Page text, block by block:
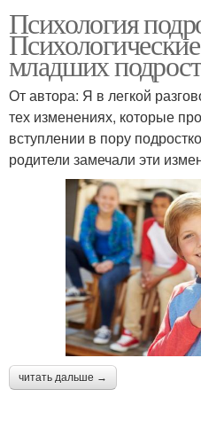
Психология
младших
От автора: Я в легкой
тех изменениях, которые
вступлении в пору
родители замечали эти
читать дальше →